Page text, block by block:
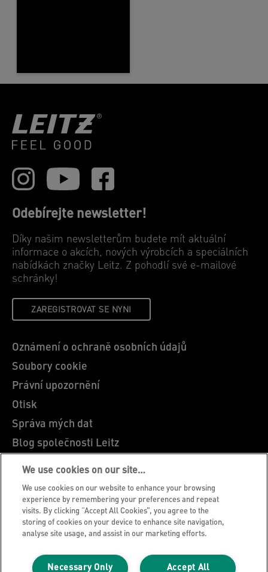
Odebírejte newsletter!
Díky našim newsletterům budete mít aktuální
informace o akcích, nových výrobcích a speciálních
nabídkách značky Leitz. Z pohodlí své e-mailové
schránky!
ZAREGISTROVAT SE NYNI
Oznámení o ochraně osobních údajů
Soubory cookie
Právní upozornění
Otisk
Správa mých dat
Blog společnosti Leitz
Kariéra
Leitz EasyPrint
Zákaznická podpora
Pokyny pro recyklaci obalů
Záruční podmínky
Prohlášení o shodě
We use cookies on our site…
We use cookies on our website to enhance your browsing
experience by remembering your preferences and repeat
visits. By clicking “Accept All Cookies”, you agree to the
storing of cookies on your device to enhance site navigation,
analyse site usage, and assist in our marketing efforts.
Accept All
Necessary Only